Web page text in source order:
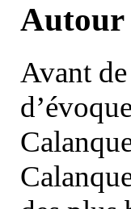
Autour
Avant